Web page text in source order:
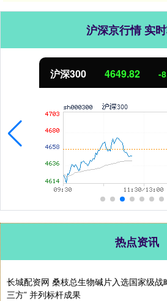
沪深京行情 实
北证50 1120.37
热点资讯
长城配资网 桑枝总生物碱片入选国家级战
三方” 并列标杆成果